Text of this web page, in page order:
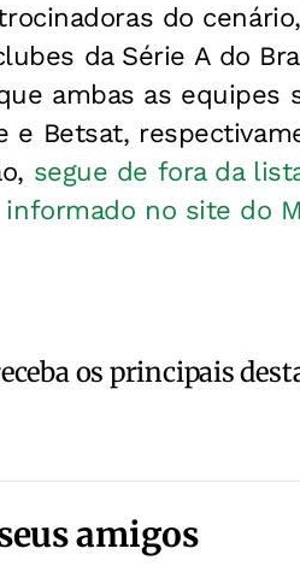
do
da Série A do
ambas as equipes
e Betsat,
segue de fora da
no site do
os principais
amigos